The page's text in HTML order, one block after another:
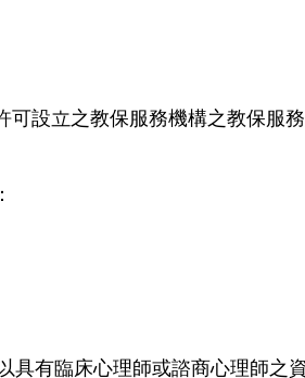
設立之教保服務機構之教保服務
具有臨床心理師或諮商心理師之